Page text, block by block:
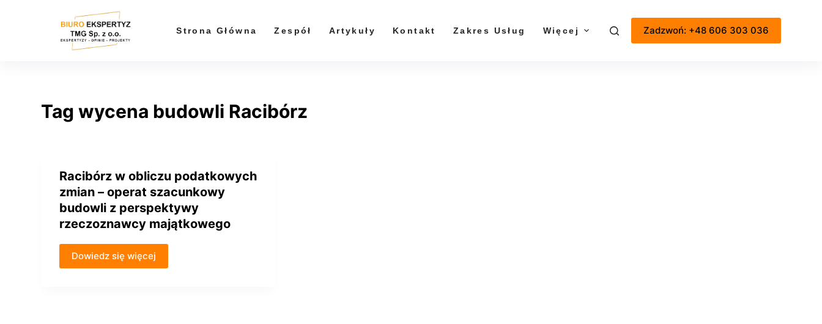
Strona Główna Zespół Artykuły Kontakt Zakres Usług Więcej Zadzwoń: +48 606 303 036
Tag wycena budowli Racibórz
Racibórz w obliczu podatkowych
zmian – operat szacunkowy
budowli z perspektywy
rzeczoznawcy majątkowego
Dowiedz się więcej